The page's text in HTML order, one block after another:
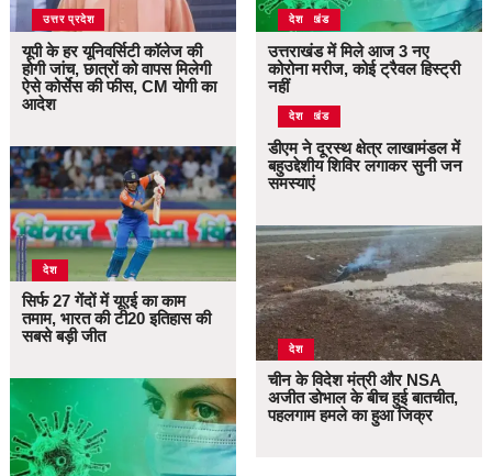
उत्तर प्रदेश
यूपी के हर यूनिवर्सिटी कॉलेज की
होगी जांच, छात्रों को वापस मिलेगी
ऐसे कोर्सेस की फीस, CM योगी का
आदेश
देश
सिर्फ 27 गेंदों में यूएई का काम
तमाम, भारत की टी20 इतिहास की
सबसे बड़ी जीत
उत्तराखंड
देश
उत्तराखंड में मिले आज 3 नए
कोरोना मरीज, कोई ट्रैवल हिस्ट्री
नहीं
उत्तराखंड
देश
डीएम ने दूरस्थ क्षेत्र लाखामंडल में
बहुउद्देशीय शिविर लगाकर सुनी जन
समस्याएं
देश
चीन के विदेश मंत्री और NSA
अजीत डोभाल के बीच हुई बातचीत,
पहलगाम हमले का हुआ जिक्र